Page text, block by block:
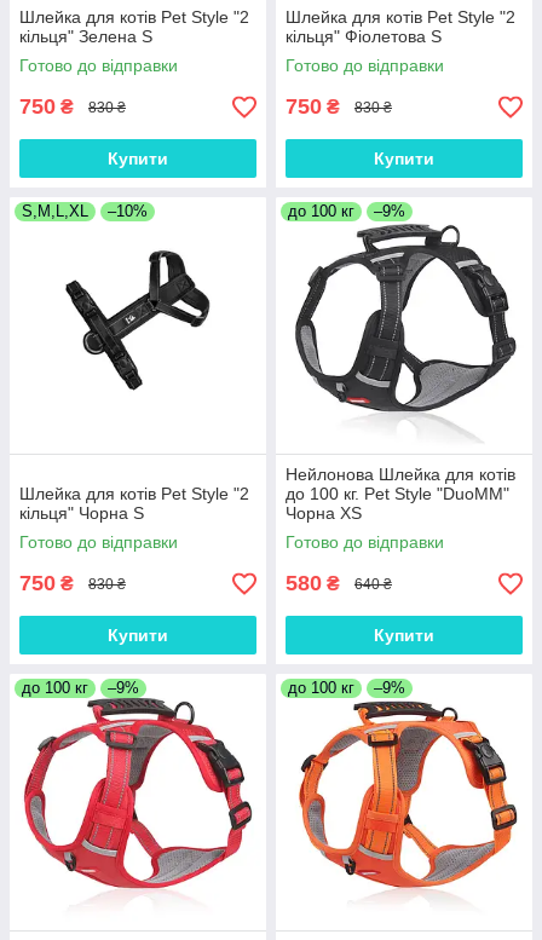
Шлейка для котів Pet Style "2
кільця" Зелена S
Готово до відправки
750 ₴ 830 ₴
Купити
Шлейка для котів Pet Style "2
кільця" Фіолетова S
Готово до відправки
750 ₴ 830 ₴
Купити
S,M,L,XL –10%
Шлейка для котів Pet Style "2
кільця" Чорна S
Готово до відправки
750 ₴ 830 ₴
Купити
до 100 кг –9%
Нейлонова Шлейка для котів
до 100 кг. Pet Style "DuoMM"
Чорна XS
Готово до відправки
580 ₴ 640 ₴
Купити
до 100 кг –9% до 100 кг –9%